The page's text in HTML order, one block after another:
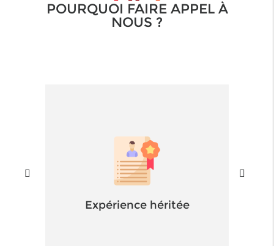
POURQUOI FAIRE APPEL À
NOUS ?
Expérience héritée